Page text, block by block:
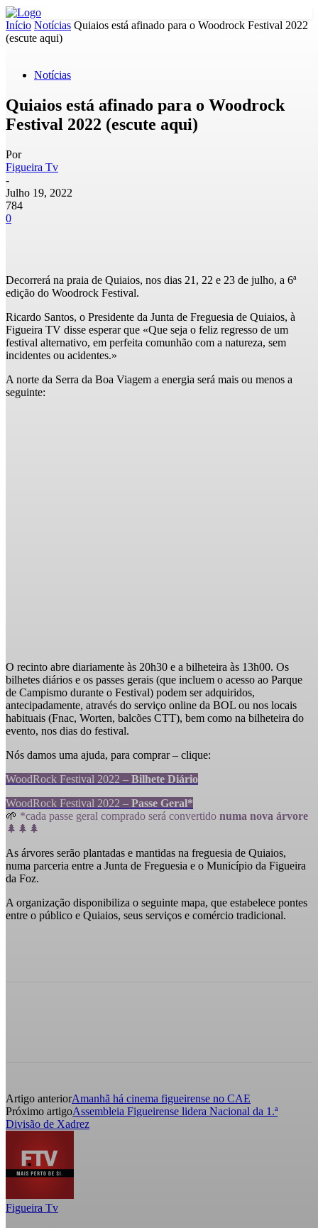
Início Notícias Quiaios está afinado para o Woodrock Festival 2022
(escute aqui)
Notícias
Quiaios está afinado para o Woodrock
Festival 2022 (escute aqui)
Por
Figueira Tv
-
Julho 19, 2022
784
0
Decorrerá na praia de Quiaios, nos dias 21, 22 e 23 de julho, a 6ª
edição do Woodrock Festival.
Ricardo Santos, o Presidente da Junta de Freguesia de Quiaios, à
Figueira TV disse esperar que «Que seja o feliz regresso de um
festival alternativo, em perfeita comunhão com a natureza, sem
incidentes ou acidentes.»
A norte da Serra da Boa Viagem a energia será mais ou menos a
seguinte:
O recinto abre diariamente às 20h30 e a bilheteira às 13h00. Os
bilhetes diários e os passes gerais (que incluem o acesso ao Parque
de Campismo durante o Festival) podem ser adquiridos,
antecipadamente, através do serviço online da BOL ou nos locais
habituais (Fnac, Worten, balcões CTT), bem como na bilheteira do
evento, nos dias do festival.
Nós damos uma ajuda, para comprar – clique:
WoodRock Festival 2022 – Bilhete Diário
WoodRock Festival 2022 – Passe Geral*
🌱 *cada passe geral comprado será convertido numa nova árvore
🌲🌲🌲
As árvores serão plantadas e mantidas na freguesia de Quiaios,
numa parceria entre a Junta de Freguesia e o Município da Figueira
da Foz.
A organização disponibiliza o seguinte mapa, que estabelece pontes
entre o público e Quiaios, seus serviços e comércio tradicional.
Artigo anteriorAmanhã há cinema figueirense no CAE
Próximo artigoAssembleia Figueirense lidera Nacional da 1.ª
Divisão de Xadrez
Figueira Tv